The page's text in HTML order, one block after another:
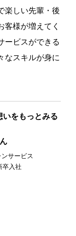
楽しい先輩・後
客様が増えてく
ービスができる
なスキルが身に
いをもっとみる
サービス
卒入社